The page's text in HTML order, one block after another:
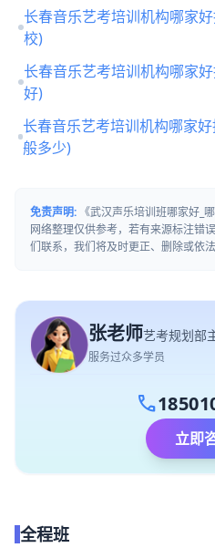
长春音乐艺考培训机构哪家
校)
长春音乐艺考培训机构哪家
好)
长春音乐艺考培训机构哪家
般多少)
免责声明: 《武汉声乐培训班哪家好_
网络整理仅供参考，若有来源标注错
们联系，我们将及时更正、删除或依
张老师艺考规划部
服务过众多学员
call
立即
全程班